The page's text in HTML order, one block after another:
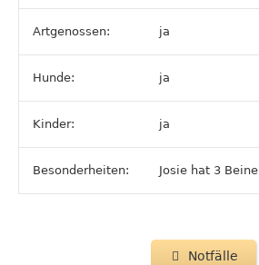
Artgenossen: ja
Hunde: ja
Kinder: ja
Besonderheiten: Josie hat 3 Beine
Notfälle